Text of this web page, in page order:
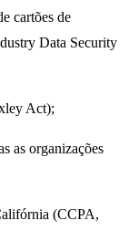
cartões de
Data Security
Act);
as organizações
(CCPA,